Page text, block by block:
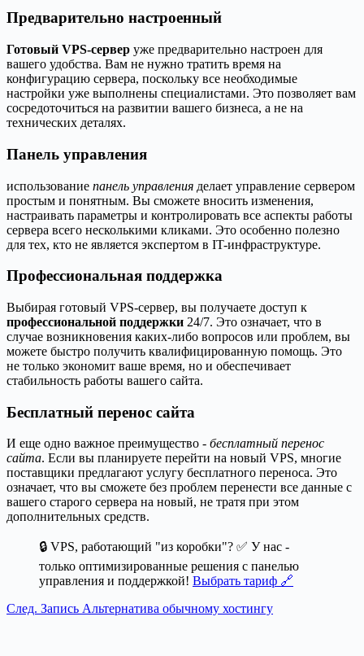
Предварительно настроенный
Готовый VPS-сервер уже предварительно настроен для
вашего удобства. Вам не нужно тратить время на
конфигурацию сервера, поскольку все необходимые
настройки уже выполнены специалистами. Это позволяет вам
сосредоточиться на развитии вашего бизнеса, а не на
технических деталях.
Панель управления
использование панель управления делает управление сервером
простым и понятным. Вы сможете вносить изменения,
настраивать параметры и контролировать все аспекты работы
сервера всего несколькими кликами. Это особенно полезно
для тех, кто не является экспертом в IT-инфраструктуре.
Профессиональная поддержка
Выбирая готовый VPS-сервер, вы получаете доступ к
профессиональной поддержки 24/7. Это означает, что в
случае возникновения каких-либо вопросов или проблем, вы
можете быстро получить квалифицированную помощь. Это
не только экономит ваше время, но и обеспечивает
стабильность работы вашего сайта.
Бесплатный перенос сайта
И еще одно важное преимущество - бесплатный перенос
сайта. Если вы планируете перейти на новый VPS, многие
поставщики предлагают услугу бесплатного переноса. Это
означает, что вы сможете без проблем перенести все данные с
вашего старого сервера на новый, не тратя при этом
дополнительных средств.
🔒 VPS, работающий "из коробки"? ✅ У нас -
только оптимизированные решения с панелью
управления и поддержкой! Выбрать тариф 🔗
След. Запись Альтернатива обычному хостингу